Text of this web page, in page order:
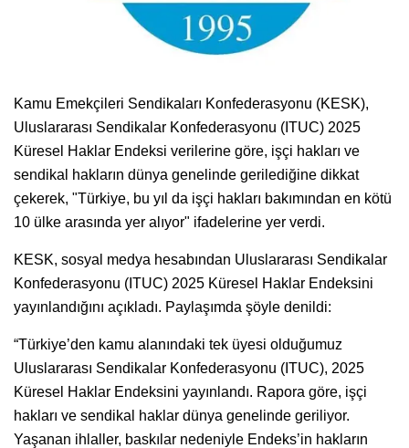
Kamu Emekçileri Sendikaları Konfederasyonu (KESK),
Uluslararası Sendikalar Konfederasyonu (ITUC) 2025
Küresel Haklar Endeksi verilerine göre, işçi hakları ve
sendikal hakların dünya genelinde gerilediğine dikkat
çekerek, "Türkiye, bu yıl da işçi hakları bakımından en kötü
10 ülke arasında yer alıyor" ifadelerine yer verdi.
KESK, sosyal medya hesabından Uluslararası Sendikalar
Konfederasyonu (ITUC) 2025 Küresel Haklar Endeksini
yayınlandığını açıkladı. Paylaşımda şöyle denildi:
“Türkiye’den kamu alanındaki tek üyesi olduğumuz
Uluslararası Sendikalar Konfederasyonu (ITUC), 2025
Küresel Haklar Endeksini yayınlandı. Rapora göre, işçi
hakları ve sendikal haklar dünya genelinde geriliyor.
Yaşanan ihlaller, baskılar nedeniyle Endeks’in hakların